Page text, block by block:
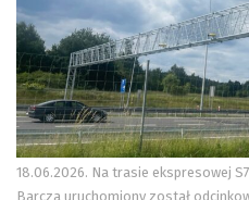
18.06.2026. Na trasie ekspresowej
Barcza uruchomiony został